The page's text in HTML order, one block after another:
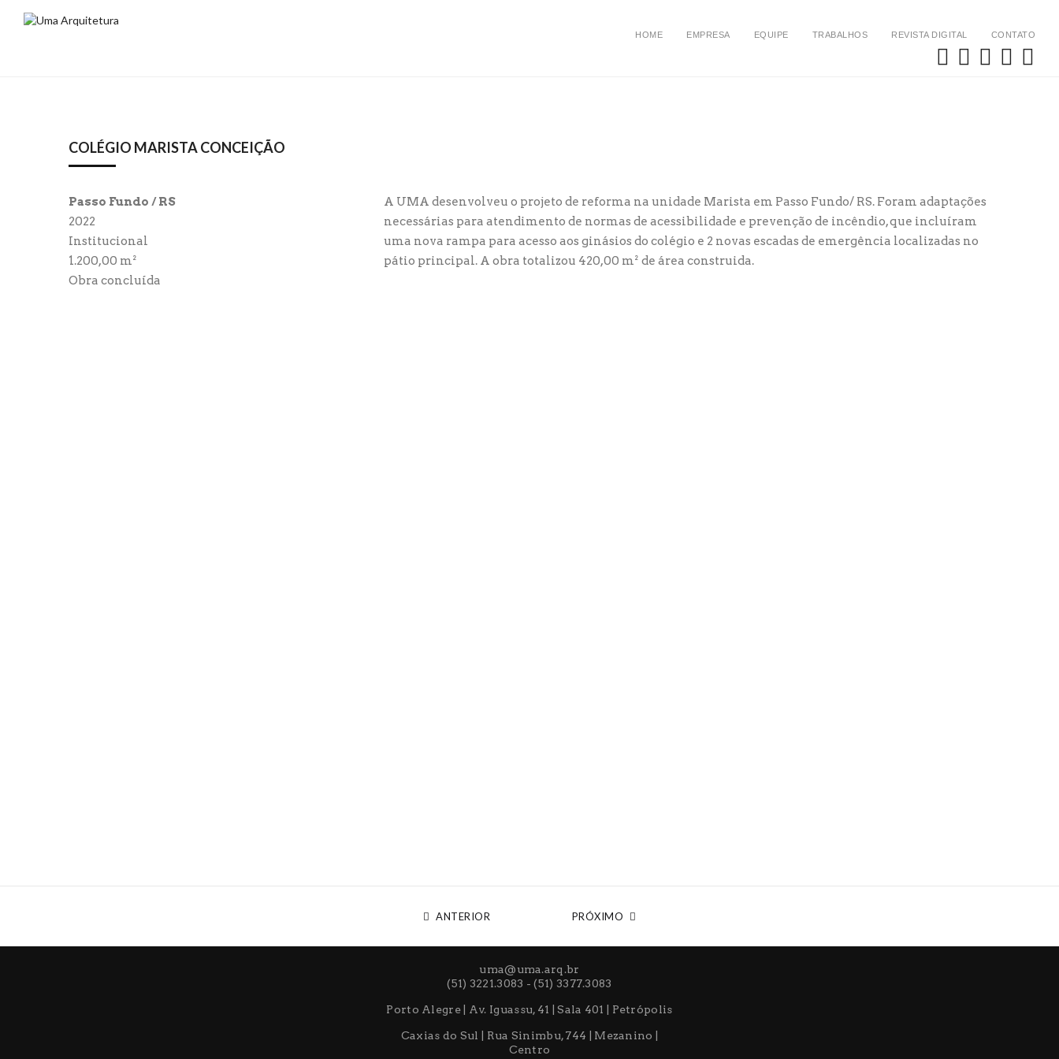
HOME EMPRESA EQUIPE TRABALHOS REVISTA DIGITAL CONTATO
COLÉGIO MARISTA CONCEIÇÃO
Passo Fundo / RS
2022
Institucional
1.200,00 m²
Obra concluída
A UMA desenvolveu o projeto de reforma na unidade Marista em Passo Fundo/ RS. Foram adaptações
necessárias para atendimento de normas de acessibilidade e prevenção de incêndio, que incluíram
uma nova rampa para acesso aos ginásios do colégio e 2 novas escadas de emergência localizadas no
pátio principal. A obra totalizou 420,00 m² de área construida.
ANTERIOR PRÓXIMO
uma@uma.arq.br
(51) 3221.3083 - (51) 3377.3083
Porto Alegre | Av. Iguassu, 41 | Sala 401 | Petrópolis
Caxias do Sul | Rua Sinimbu, 744 | Mezanino |
Centro